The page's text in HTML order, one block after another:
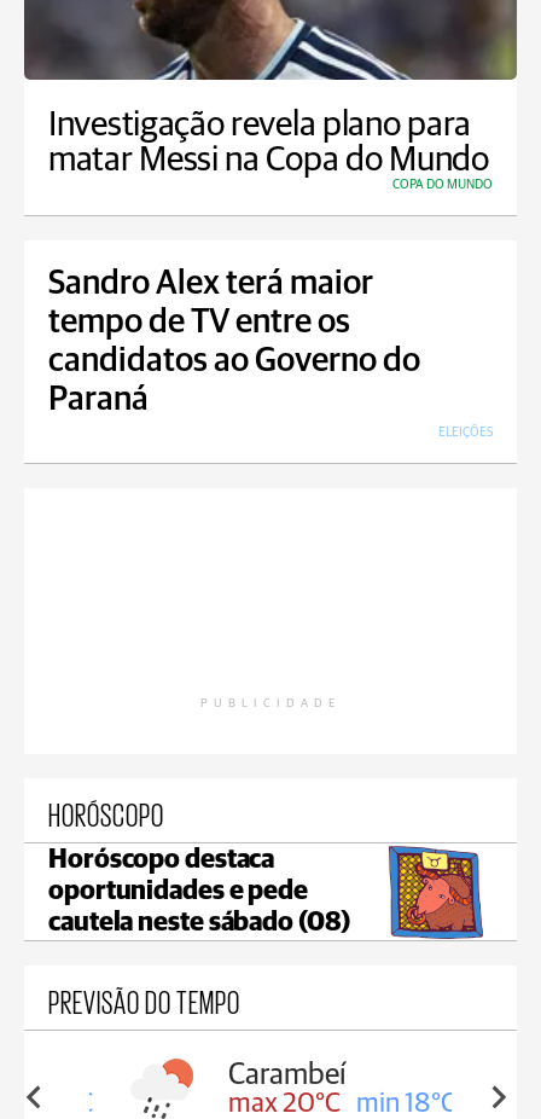
Investigação revela plano para
matar Messi na Copa do Mundo
COPA DO MUNDO
Sandro Alex terá maior
tempo de TV entre os
candidatos ao Governo do
Paraná
ELEIÇÕES
PUBLICIDADE
HORÓSCOPO
Horóscopo destaca
oportunidades e pede
cautela neste sábado (08)
PREVISÃO DO TEMPO
18°C
Carambeí
max 20°C min 18°C